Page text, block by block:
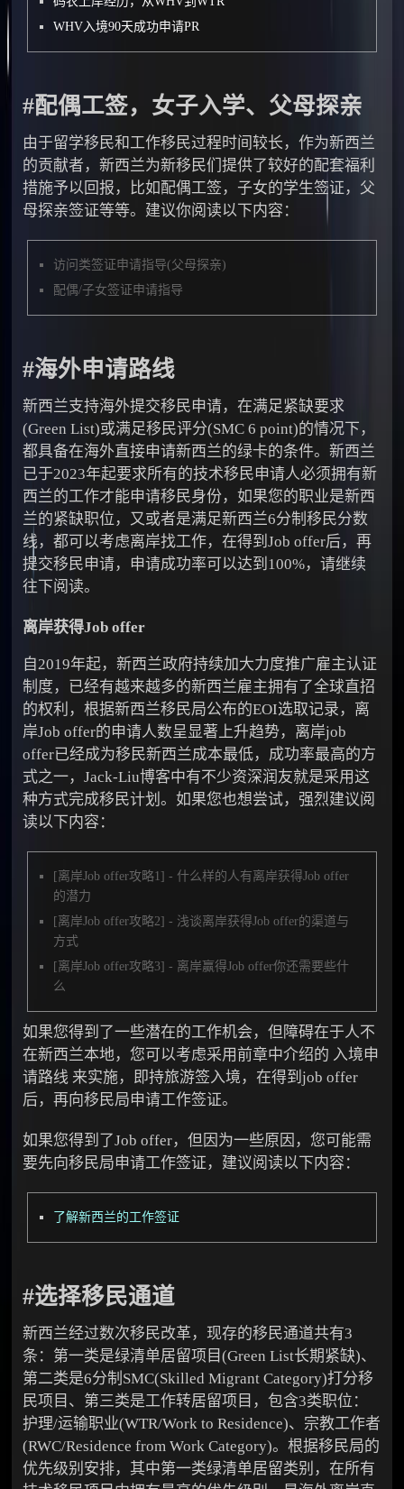
WHV入境90天成功申请PR
#配偶工签，女子入学、父母探亲
由于留学移民和工作移民过程时间较长，作为新西兰
的贡献者，新西兰为新移民们提供了较好的配套福利
措施予以回报，比如配偶工签，子女的学生签证，父
母探亲签证等等。建议你阅读以下内容：
访问类签证申请指导(父母探亲)
配偶/子女签证申请指导
#海外申请路线
新西兰支持海外提交移民申请，在满足紧缺要求
(Green List)或满足移民评分(SMC 6 point)的情况下，
都具备在海外直接申请新西兰的绿卡的条件。新西兰
已于2023年起要求所有的技术移民申请人必须拥有新
西兰的工作才能申请移民身份，如果您的职业是新西
兰的紧缺职位，又或者是满足新西兰6分制移民分数
线，都可以考虑离岸找工作，在得到Job offer后，再
提交移民申请，申请成功率可以达到100%，请继续
往下阅读。
离岸获得Job offer
自2019年起，新西兰政府持续加大力度推广雇主认证
制度，已经有越来越多的新西兰雇主拥有了全球直招
的权利，根据新西兰移民局公布的EOI选取记录，离
岸Job offer的申请人数呈显著上升趋势，离岸job
offer已经成为移民新西兰成本最低，成功率最高的方
式之一，Jack-Liu博客中有不少资深润友就是采用这
种方式完成移民计划。如果您也想尝试，强烈建议阅
读以下内容：
[离岸Job offer攻略1] - 什么样的人有离岸获得Job offer
的潜力
[离岸Job offer攻略2] - 浅谈离岸获得Job offer的渠道与
方式
[离岸Job offer攻略3] - 离岸赢得Job offer你还需要些什
么
如果您得到了一些潜在的工作机会，但障碍在于人不
在新西兰本地，您可以考虑采用前章中介绍的 入境申
请路线 来实施，即持旅游签入境，在得到job offer
后，再向移民局申请工作签证。
如果您得到了Job offer，但因为一些原因，您可能需
要先向移民局申请工作签证，建议阅读以下内容：
了解新西兰的工作签证
#选择移民通道
新西兰经过数次移民改革，现存的移民通道共有3
条：第一类是绿清单居留项目(Green List长期紧缺)、
第二类是6分制SMC(Skilled Migrant Category)打分移
民项目、第三类是工作转居留项目，包含3类职位：
护理/运输职业(WTR/Work to Residence)、宗教工作者
(RWC/Residence from Work Category)。根据移民局的
优先级别安排，其中第一类绿清单居留类别，在所有